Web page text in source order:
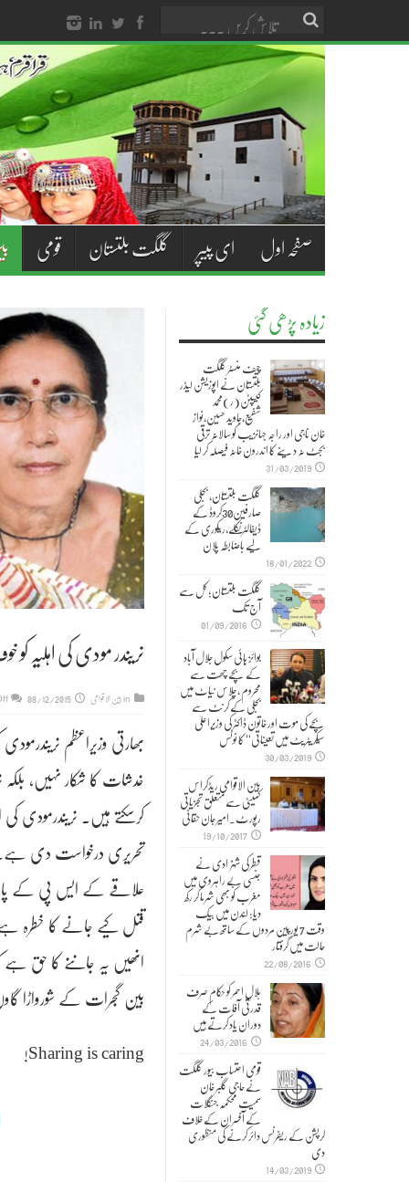
صفحہ اول ای پیپر گلگت بلتستان قومی
نریندر مودی کی اہلیہ
inبین الاقوامی 08/12/2015
بھارتی وزیراعظم
خدشات کا شکار نہیں،
کرسکتے ہیں۔ نریندرمودی
تحریری درخواست دی
علاقے کے ایس پی کے
قتل کیے جانے کا خطرہ
انھیں یہ جاننے کا حق
بین گجرات کے شورواڑا
Sharing is caring!
زیادہ پڑھی گئی
چیف منسٹر گلگت
بلتستان نے اپوزیشن لیڈر
کیپٹن(ر)محمد
شفیع،جاوید حسین،نواز
خان ناجی اور راجہ جہانزیب کو سالانہ ترقی
بجٹ نہ دینے کا اندرون خانہ فیصلہ کر لیا
31/03/2019
گلگت بلتستان، بجلی
صارفین30کروڈ کے
ڈیفالٹر نکلے,ریکوری کے
لیے باضابطہ پلان
18/01/2022
گلگت بلتستان؛ کل سے
آج تک
01/09/2016
بوائز ہائی سکول جلال آباد
کے بچے چھت سے
محروم ، چلاس نیاٹ میں
بجلی کے کرنٹ سے
بچے کی موت اور خاتون ڈاکٹر کی وزیراعلیٰ
سیکریٹریٹ میں تعیناتی‘‘ کا نوٹس
30/03/2019
بین الاقوامی ریڈکراس
کمیٹی سے متعلق تجزیاتی
رپورٹ۔امیر جان حقانی
19/10/2017
قطر کی شہزادی نے
جنسی بے راہروی میں
مغرب کو بھی شرما کر رکھ
دیا: لندن میں بیک
وقت 7 یورپین مردوں کے ساتھ بے شرم
حالت میں گرفتار
22/08/2016
ہلالِ احمر کو حکام صرف
قدرتی آفات کے
دوران یاد کرتے ہیں
24/03/2016
قومی احتساب بیور گلگت
نے حاجی گلبر خان
سمیت محکمہ جنگلات
کے آفسران کے خلاف
کرپشن کے ریفرنس دائر کرنے کی منظوری
دی
14/03/2019